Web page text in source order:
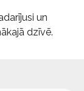
un
dzīvē.